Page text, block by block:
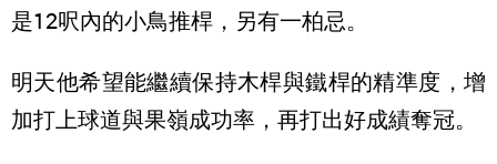
是12呎內的小鳥推桿，另有一柏忌。
明天他希望能繼續保持木桿與鐵桿的精準度，增
加打上球道與果嶺成功率，再打出好成績奪冠。